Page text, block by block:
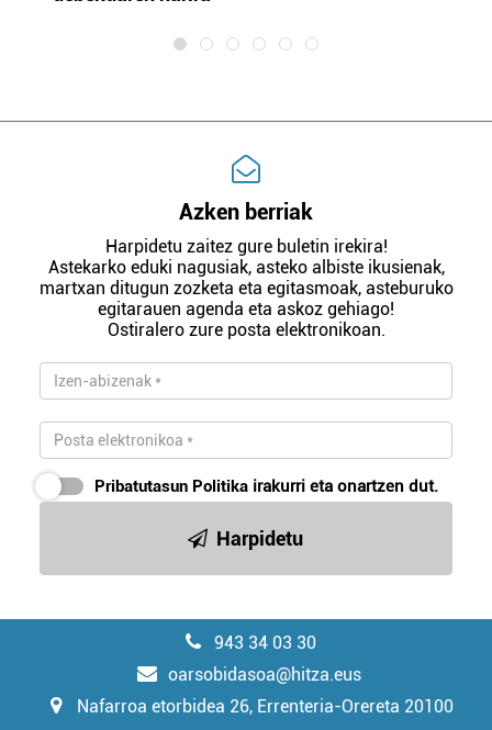
Azken berriak
Harpidetu zaitez gure buletin irekira!
Astekarko eduki nagusiak, asteko albiste ikusienak,
martxan ditugun zozketa eta egitasmoak, asteburuko
egitarauen agenda eta askoz gehiago!
Ostiralero zure posta elektronikoan.
Pribatutasun Politika irakurri eta onartzen dut.
Harpidetu
943 34 03 30
oarsobidasoa@hitza.eus
Nafarroa etorbidea 26, Errenteria-Orereta 20100